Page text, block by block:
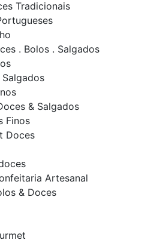
Tradicionais
. Bolos . Salgados
& Salgados
Finos
Doces
Artesanal
& Doces